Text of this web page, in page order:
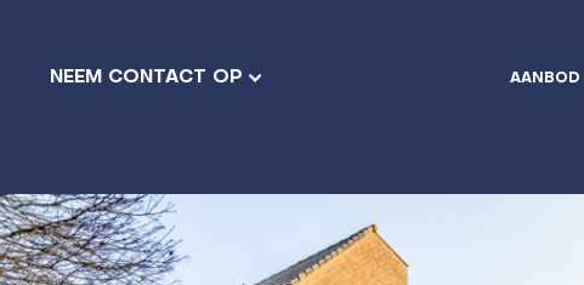
NEEM CONTACT OP AANBOD